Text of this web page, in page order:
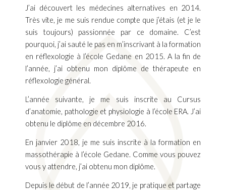
J’ai découvert les médecines alternatives en 2014.
Très vite, je me suis rendue compte que j’étais (et je le
suis toujours) passionnée par ce domaine. C’est
pourquoi, j’ai sauté le pas en m’inscrivant à la formation
en réflexologie à l’école Gedane en 2015. A la fin de
l’année, j’ai obtenu mon diplôme de thérapeute en
réflexologie général.
L’année suivante, je me suis inscrite au Cursus
d’anatomie, pathologie et physiologie à l’école ERA. J’ai
obtenu le diplôme en décembre 2016.
En janvier 2018, je me suis inscrite à la formation en
massothérapie à l’école Gedane. Comme vous pouvez
vous y attendre, j’ai obtenu mon diplôme.
Depuis le début de l’année 2019, je pratique et partage